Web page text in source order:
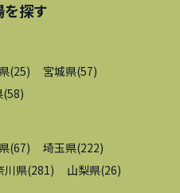
を探す
(25) 宮城県(57)
(58)
(67) 埼玉県(222)
川県(281 ) 山梨県(26)